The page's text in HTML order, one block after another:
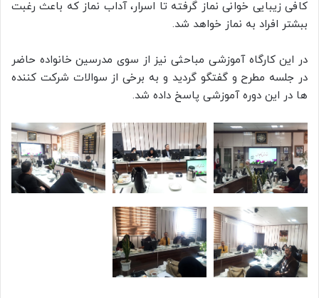
کافی زیبایی خوانی نماز گرفته تا اسرار، آداب نماز که باعث رغبت
ببشتر افراد به نماز خواهد شد.
در این کارگاه آموزشی مباحثی نیز از سوی مدرسین خانواده حاضر
در جلسه مطرح و گفتگو گردید و به برخی از سوالات شرکت کننده
ها در این دوره آموزشی پاسخ داده شد.